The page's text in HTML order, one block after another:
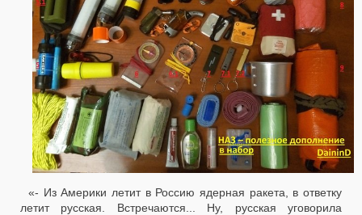
«- Из Америки летит в Россию ядерная ракета, в ответку
летит русская. Встречаются... Ну, русская уговорила